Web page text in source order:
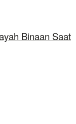
Binaan Saat